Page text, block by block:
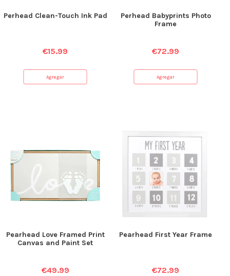
Perhead Clean-Touch Ink Pad
€15.99
Agregar
Perhead Babyprints Photo
Frame
€72.99
Agregar
Pearhead Love Framed Print
Canvas and Paint Set
€49.99
Pearhead First Year Frame
€72.99